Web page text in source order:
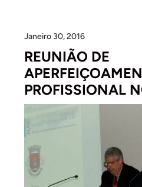
Janeiro 30, 2016
REUNIÃO DE
PROFISSIONAL